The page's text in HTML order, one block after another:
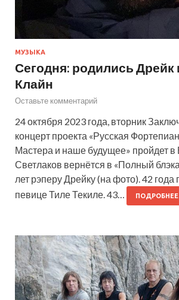
МУЗЫКА
Сегодня: родились Дрейк
Клайн
Оставьте комментарий
24 октября 2023 года, вторник
концерт проекта «Русская
Мастера и наше будущее» пройдет в
Светлаков вернётся в «Полный
лет рэперу Дрейку (на фото). 42 года
певице Тиле Текиле. 43…
ПОДРОБНЕЕ